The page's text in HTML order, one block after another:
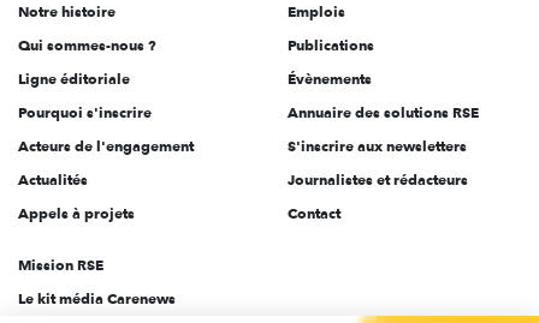
l'engagement
Notre histoire
Qui sommes-nous ?
Ligne éditoriale
Pourquoi s'inscrire
Acteurs de l'engagement
Actualités
Appels à projets
Emplois
Publications
Évènements
Annuaire des solutions RSE
S'inscrire aux newsletters
Journalistes et rédacteurs
Contact
Mission RSE
Le kit média Carenews